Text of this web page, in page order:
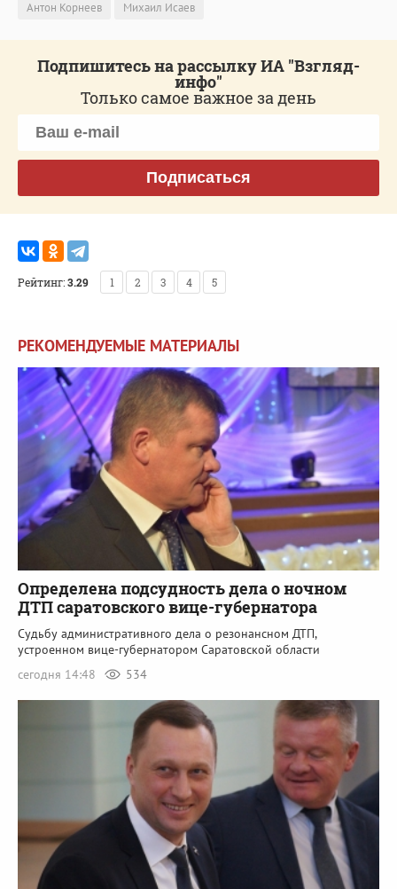
Антон Корнеев Михаил Исаев
Подпишитесь на рассылку ИА "Взгляд-
инфо"
Только самое важное за день
Подписаться
Рейтинг:3.29 1 2 3 4 5
РЕКОМЕНДУЕМЫЕ МАТЕРИАЛЫ
Определена подсудность дела о ночном
ДТП саратовского вице-губернатора
Судьбу административного дела о резонансном ДТП,
устроенном вице-губернатором Саратовской области
сегодня 14:48
534